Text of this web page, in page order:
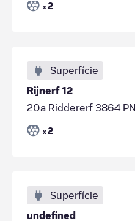
x 2
Superfície
Rijnerf 12
20a Riddererf 3864 PN
x 2
Superfície
undefined